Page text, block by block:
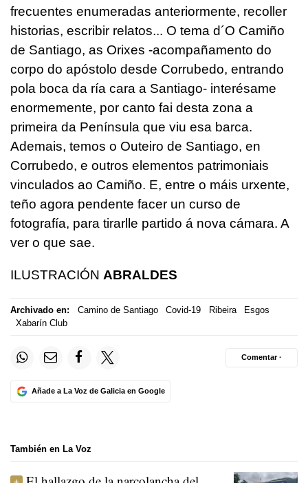
frecuentes enumeradas anteriormente, recoller
historias, escribir relatos... O tema d´O Camiño
de Santiago, as Orixes -acompañamento do
corpo do apóstolo desde Corrubedo, entrando
pola boca da ría cara a Santiago- interésame
enormemente, por canto fai desta zona a
primeira da Península que viu esa barca.
Ademais, temos o Outeiro de Santiago, en
Corrubedo, e outros elementos patrimoniais
vinculados ao Camiño. E, entre o máis urxente,
teño agora pendente facer un curso de
fotografía, para tirarlle partido á nova cámara. A
ver o que sae.
ILUSTRACIÓN ABRALDES
Archivado en: Camino de Santiago Covid-19 Ribeira
Esgos
Xabarín Club
Añade a La Voz de Galicia en Google
Comentar ·
También en La Voz